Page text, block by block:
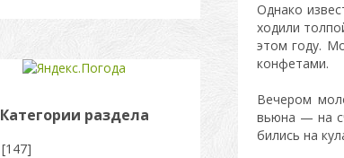
Однако
ходили
этом году.
конфетами.
Вечером
вьюна — на
бились на
Категории раздела
[147]